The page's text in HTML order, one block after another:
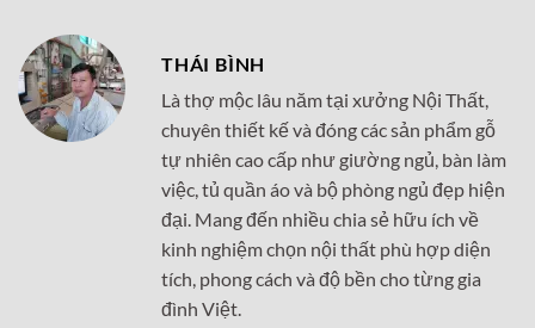
THÁI BÌNH
Là thợ mộc lâu năm tại xưởng Nội Thất,
chuyên thiết kế và đóng các sản phẩm gỗ
tự nhiên cao cấp như giường ngủ, bàn làm
việc, tủ quần áo và bộ phòng ngủ đẹp hiện
đại. Mang đến nhiều chia sẻ hữu ích về
kinh nghiệm chọn nội thất phù hợp diện
tích, phong cách và độ bền cho từng gia
đình Việt.